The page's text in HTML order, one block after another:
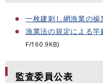
一枚建刺し網漁業の
漁業法の規定による
F/160.9KB)
監査委員公表